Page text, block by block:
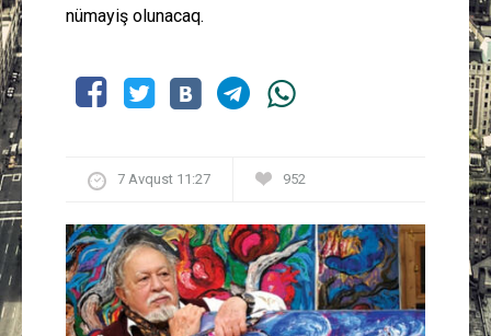
nümayiş olunacaq.
7 Avqust 11:27 952